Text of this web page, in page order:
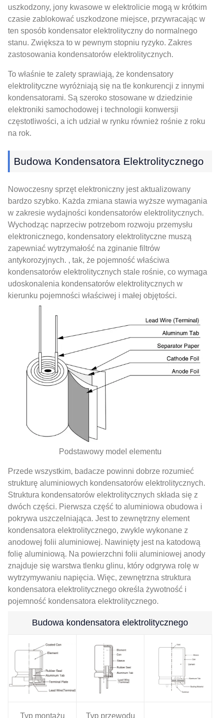
uszkodzony, jony kwasowe w elektrolicie mogą w krótkim
czasie zablokować uszkodzone miejsce, przywracając w
ten sposób kondensator elektrolityczny do normalnego
stanu. Zwiększa to w pewnym stopniu ryzyko. Zakres
zastosowania kondensatorów elektrolitycznych.
To właśnie te zalety sprawiają, że kondensatory
elektrolityczne wyróżniają się na tle konkurencji z innymi
kondensatorami. Są szeroko stosowane w dziedzinie
elektroniki samochodowej i technologii konwersji
częstotliwości, a ich udział w rynku również rośnie z roku
na rok.
Budowa Kondensatora Elektrolitycznego
Nowoczesny sprzęt elektroniczny jest aktualizowany
bardzo szybko. Każda zmiana stawia wyższe wymagania
w zakresie wydajności kondensatorów elektrolitycznych.
Wychodząc naprzeciw potrzebom rozwoju przemysłu
elektronicznego, kondensatory elektrolityczne muszą
zapewniać wytrzymałość na zginanie filtrów
antykorozyjnych. , tak, że pojemność właściwa
kondensatorów elektrolitycznych stale rośnie, co wymaga
udoskonalenia kondensatorów elektrolitycznych w
kierunku pojemności właściwej i małej objętości.
Podstawowy model elementu
Przede wszystkim, badacze powinni dobrze rozumieć
strukturę aluminiowych kondensatorów elektrolitycznych.
Struktura kondensatorów elektrolitycznych składa się z
dwóch części. Pierwsza część to aluminiowa obudowa i
pokrywa uszczelniająca. Jest to zewnętrzny element
kondensatora elektrolitycznego, zwykle wykonane z
anodowej folii aluminiowej. Nawinięty jest na katodową
folię aluminiową. Na powierzchni folii aluminiowej anody
znajduje się warstwa tlenku glinu, który odgrywa rolę w
wytrzymywaniu napięcia. Więc, zewnętrzna struktura
kondensatora elektrolitycznego określa żywotność i
pojemność kondensatora elektrolitycznego.
Budowa kondensatora elektrolitycznego
Typ montażu Typ przewodu